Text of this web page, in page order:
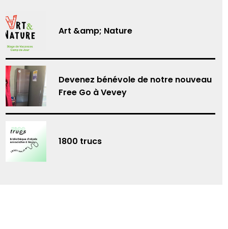
Art &amp; Nature
Devenez bénévole de notre nouveau
Free Go à Vevey
1800 trucs